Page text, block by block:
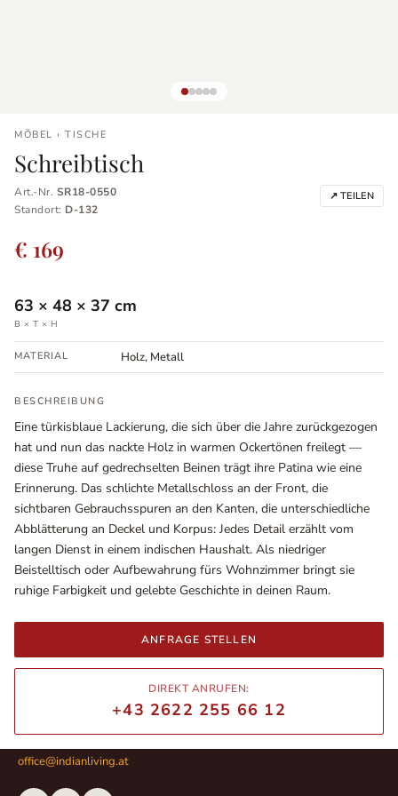
MÖBEL › TISCHE
Schreibtisch
Art.-Nr. SR18-0550
Standort: D-132
↗ TEILEN
€ 169
63 × 48 × 37 cm
B × T × H
MATERIAL Holz, Metall
BESCHREIBUNG
Eine türkisblaue Lackierung, die sich über die Jahre zurückgezogen
hat und nun das nackte Holz in warmen Ockertönen freilegt —
diese Truhe auf gedrechselten Beinen trägt ihre Patina wie eine
Erinnerung. Das schlichte Metallschloss an der Front, die
sichtbaren Gebrauchsspuren an den Kanten, die unterschiedliche
Abblätterung an Deckel und Korpus: Jedes Detail erzählt vom
langen Dienst in einem indischen Haushalt. Als niedriger
Beistelltisch oder Aufbewahrung fürs Wohnzimmer bringt sie
ruhige Farbigkeit und gelebte Geschichte in deinen Raum.
ANFRAGE STELLEN
DIREKT ANRUFEN:
+43 2622 255 66 12
Wiener Straße – Werkstraße 111
+43 2622 255 66 12
office@indianliving.at